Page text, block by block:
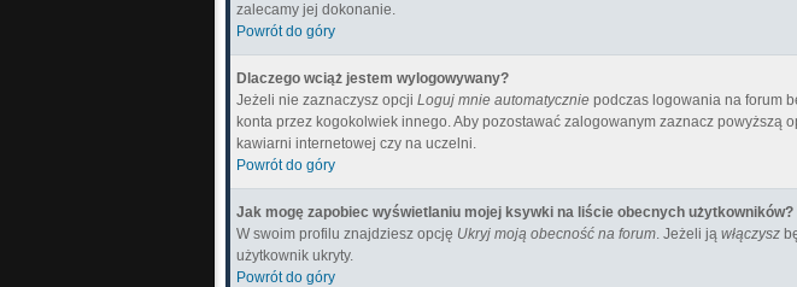
zalecamy jej dokonanie.
Powrót do góry
Dlaczego wciąż jestem wylogowywany?
Jeżeli nie zaznaczysz opcji Loguj mnie automatycznie podczas logowania na forum
konta przez kogokolwiek innego. Aby pozostawać zalogowanym zaznacz
kawiarni internetowej czy na uczelni.
Powrót do góry
Jak mogę zapobiec wyświetlaniu mojej ksywki na liście obecnych użytkowników?
W swoim profilu znajdziesz opcję Ukryj moją obecność na forum. Jeżeli ją włączysz
użytkownik ukryty.
Powrót do góry